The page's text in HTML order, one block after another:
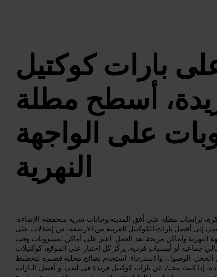
بارات كوكتيل
أسطح مطلة
على الواجهة
النهرية
تراسات مطلة على أفق المدينة وحانات سرية منخفضة الإضاءة.
إلى أفضل بارات الكوكتيل القريبة من الأرصفة، من إطلالات على
النهرية وأماكن مريحة بعد العمل. اعثر على أماكن لمشروبات وقت
جماعية أو أمسيات فردية. يركّز كل اختيار على الموقع، كوكتيلات
الوصول، والاسترخاء. استخدم نصائح محلية قصيرة لتخطيط
إذا كنت تبحث عن بارات كوكتيل فريدة في لندن أو أفضل البارات